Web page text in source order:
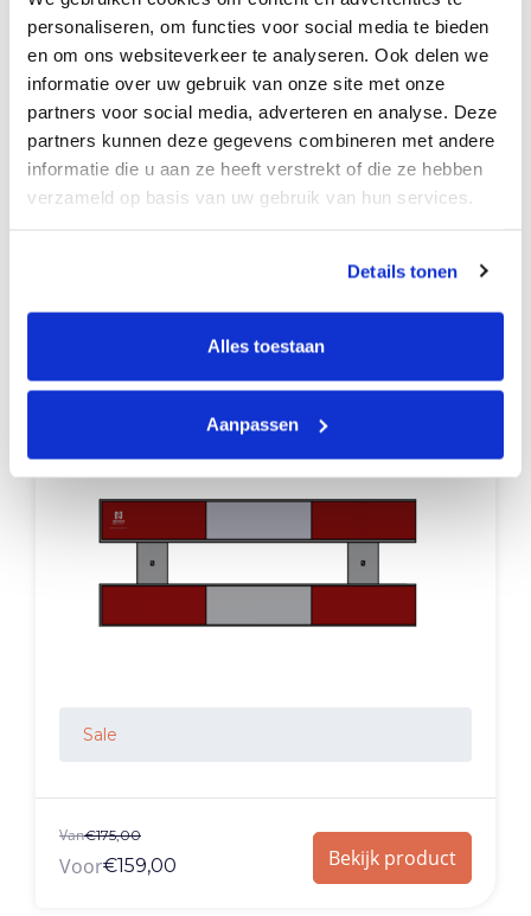
personaliseren, om functies voor social media te bieden
en om ons websiteverkeer te analyseren. Ook delen we
informatie over uw gebruik van onze site met onze
partners voor social media, adverteren en analyse. Deze
partners kunnen deze gegevens combineren met andere
informatie die u aan ze heeft verstrekt of die ze hebben
verzameld op basis van uw gebruik van hun services.
onze cookies en uw voorkeuren aanpassen. Door op
‘Accepteren’ te klikken, gaat u akkoord met het gebruik
van alle cookies zoals omschreven in ons privacy
Details tonen
Alles toestaan
Aanpassen
Bekijk product
Afzethek glasvezel 1,5 meter
Sale
Van€175,00
Voor€159,00 Bekijk product